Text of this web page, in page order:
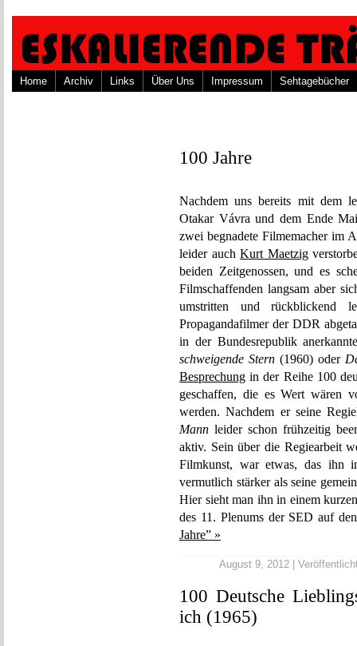
Home Archiv Links Über Uns Impressum Sehtagebücher
100 Jahre
Nachdem uns bereits mit dem
Otakar Vávra und dem Ende
zwei begnadete Filmemacher im
leider auchKurt Maetzig
beiden Zeitgenossen, und es
Filmschaffenden langsam aber
umstritten und rückblickend
Propagandafilmer der DDR
in der Bundesrepublik
schweigende Stern (1960) oder
Besprechung in der Reihe 100
geschaffen, die es Wert wären
werden. Nachdem er seine
Mann leider schon frühzeitig
aktiv. Sein über die Regiearbeit
Filmkunst, war etwas, das ihn
vermutlich stärker als seine
Hier sieht man ihn in einem
des 11. Plenums der SED auf
Jahre” »
August 9, 2012 |
100 Deutsche
ich (1965)